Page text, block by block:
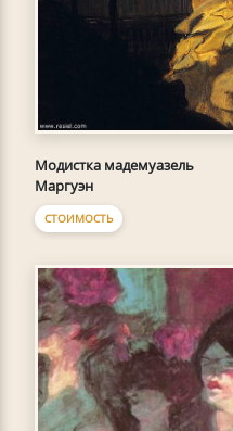
Модистка мадемуазель
Маргуэн
СТОИМОСТЬ